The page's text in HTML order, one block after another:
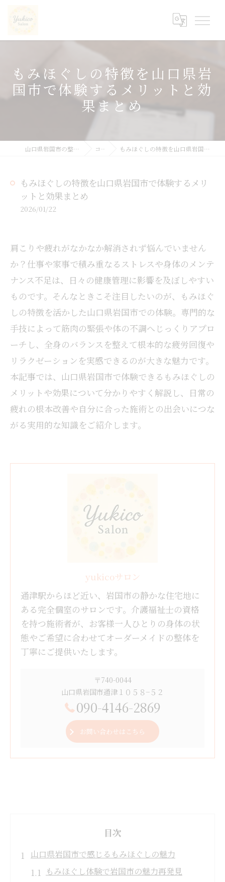
もみほぐしの特徴を山口県岩
国市で体験するメリットと効
果まとめ
山口県岩国市の整体ならyukicoサロン コラム もみほぐしの特徴を山口県岩国市で体験するメリットと効果まとめ
もみほぐしの特徴を山口県岩国市で体験するメリ
ットと効果まとめ
2026/01/22
肩こりや疲れがなかなか解消されず悩んでいません
か？仕事や家事で積み重なるストレスや身体のメンテ
ナンス不足は、日々の健康管理に影響を及ぼしやすい
ものです。そんなときこそ注目したいのが、もみほぐ
しの特徴を活かした山口県岩国市での体験。専門的な
手技によって筋肉の緊張や体の不調へじっくりアプロ
ーチし、全身のバランスを整えて根本的な疲労回復や
リラクゼーションを実感できるのが大きな魅力です。
本記事では、山口県岩国市で体験できるもみほぐしの
メリットや効果について分かりやすく解説し、日常の
疲れの根本改善や自分に合った施術との出会いにつな
がる実用的な知識をご紹介します。
yukicoサロン
通津駅からほど近い、岩国市の静かな住宅地に
ある完全個室のサロンです。介護福祉士の資格
を持つ施術者が、お客様一人ひとりの身体の状
態やご希望に合わせてオーダーメイドの整体を
丁寧にご提供いたします。
〒740-0044
山口県岩国市通津１０５８−５２
090-4146-2869
お問い合わせはこちら
目次
山口県岩国市で感じるもみほぐしの魅力
もみほぐし体験で岩国市の魅力再発見